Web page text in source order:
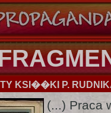
KSI��KI P.
(...) Praca